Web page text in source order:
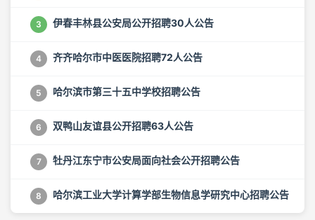
3 伊春丰林县公安局公开招聘30人公告
4 齐齐哈尔市中医医院招聘72人公告
5 哈尔滨市第三十五中学校招聘公告
6 双鸭山友谊县公开招聘63人公告
7 牡丹江东宁市公安局面向社会公开招聘公告
8 哈尔滨工业大学计算学部生物信息学研究中心招聘公告